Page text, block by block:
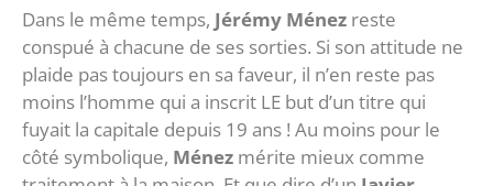
Dans le même temps, Jérémy Ménez reste
conspué à chacune de ses sorties. Si son attitude ne
plaide pas toujours en sa faveur, il n’en reste pas
moins l’homme qui a inscrit LE but d’un titre qui
fuyait la capitale depuis 19 ans ! Au moins pour le
côté symbolique, Ménez mérite mieux comme